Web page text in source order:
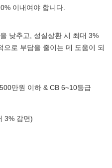
이내여야 합니다.
낮추고, 성실상환 시 최대 3%
으로 부담을 줄이는 데 도움이 되
만원 이하 & CB 6~10등급
3% 감면)